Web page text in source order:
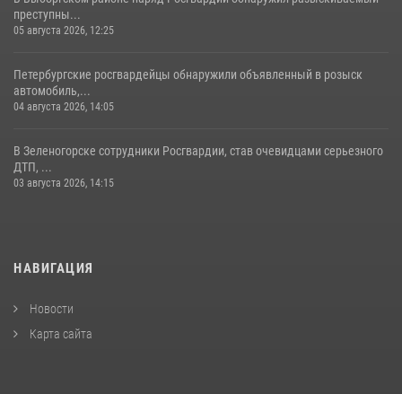
преступны...
05 августа 2026, 12:25
Петербургские росгвардейцы обнаружили объявленный в розыск
автомобиль,...
04 августа 2026, 14:05
В Зеленогорске сотрудники Росгвардии, став очевидцами серьезного
ДТП, ...
03 августа 2026, 14:15
НАВИГАЦИЯ
Новости
Карта сайта